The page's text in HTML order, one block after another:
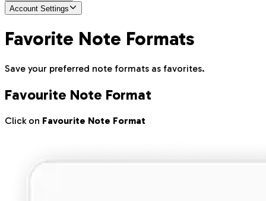
Account Settings
Favorite Note Formats
Save your preferred note formats as favorites.
Favourite Note Format
Click on Favourite Note Format